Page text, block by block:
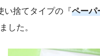
い捨てタイプの『ペーパ
した。